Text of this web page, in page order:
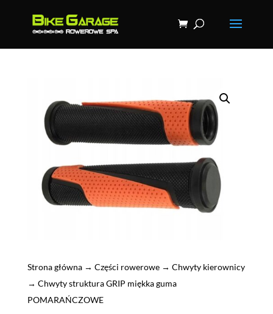
Strona główna→ Części rowerowe→ Chwyty kierownicy
→ Chwyty struktura GRIP miękka guma
POMARAŃCZOWE